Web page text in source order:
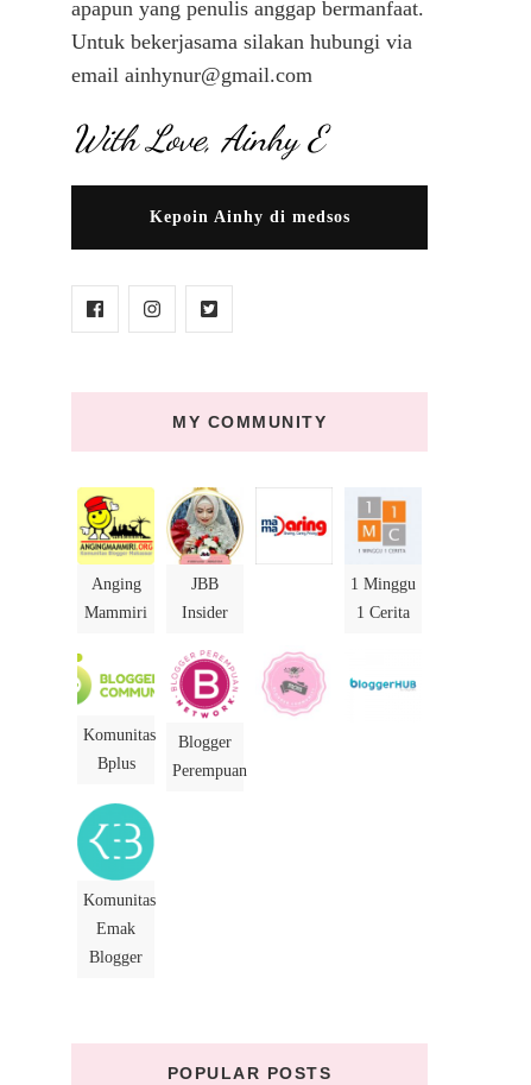
apapun yang penulis anggap bermanfaat.
Untuk bekerjasama silakan hubungi via
email ainhynur@gmail.com
With Love, Ainhy E
Kepoin Ainhy di medsos
MY COMMUNITY
Anging
Mammiri
JBB
Insider
1 Minggu
1 Cerita
Komunitas
Bplus
Blogger
Perempuan
Komunitas
Emak
Blogger
POPULAR POSTS